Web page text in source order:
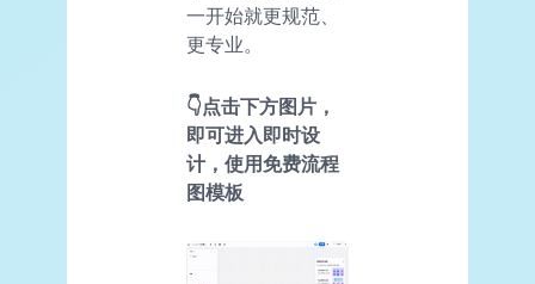
一开始就更规范、
更专业。
👇点击下方图片，
即可进入即时设
计，使用免费流程
图模板